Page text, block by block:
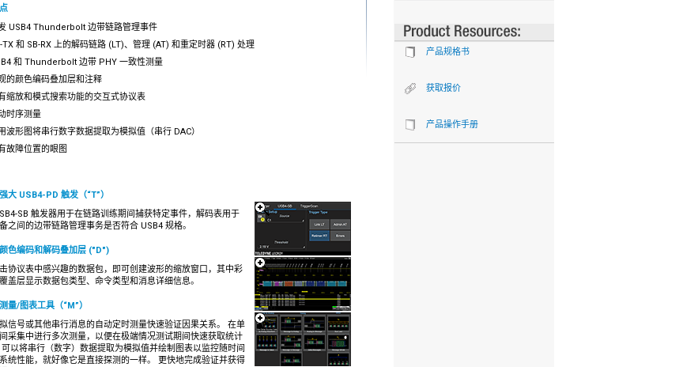
USB4 Thunderbolt 边带链路管理事件
TX 和 SB-RX 上的解码链路 (LT)、管理 (AT) 和重定时器 (RT) 处理
和 Thunderbolt 边带 PHY 一致性测量
的颜色编码叠加层和注释
缩放和模式搜索功能的交互式协议表
时序测量
波形图将串行数字数据提取为模拟值（串行 DAC）
故障位置的眼图
大 USB4-PD 触发（“T”）
SB 触发器用于在链路训练期间捕获特定事件，解码表用于
之间的边带链路管理事务是否符合 USB4 规格。
色编码和解码叠加层 ("D")
协议表中感兴趣的数据包，即可创建波形的缩放窗口，其中彩
盖层显示数据包类型、命令类型和消息详细信息。
量/图表工具（“M”）
信号或其他串行消息的自动定时测量快速验证因果关系。 在单
采集中进行多次测量，以便在极端情况测试期间快速获取统计
以将串行（数字）数据提取为模拟值并绘制图表以监控随时间
统性能，就好像它是直接探测的一样。 更快地完成验证并获得
产品规格书
获取报价
产品操作手册